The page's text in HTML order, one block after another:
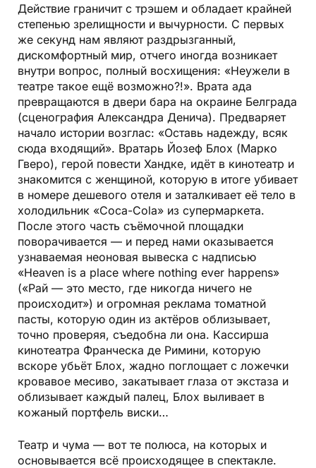
Действие граничит с трэшем и обладает крайней
степенью зрелищности и вычурности. С первых
же секунд нам являют раздрызганный,
дискомфортный мир, отчего иногда возникает
внутри вопрос, полный восхищения: «Неужели в
театре такое ещё возможно?!». Врата ада
превращаются в двери бара на окраине Белграда
(сценография Александра Денича). Предваряет
начало истории возглас: «Оставь надежду, всяк
сюда входящий». Вратарь Йозеф Блох (Марко
Гверо), герой повести Хандке, идёт в кинотеатр и
знакомится с женщиной, которую в итоге убивает
в номере дешевого отеля и заталкивает её тело в
холодильник «Coca-Cola» из супермаркета.
После этого часть съёмочной площадки
поворачивается — и перед нами оказывается
узнаваемая неоновая вывеска с надписью
«Heaven is a place where nothing ever happens»
(«Рай — это место, где никогда ничего не
происходит») и огромная реклама томатной
пасты, которую один из актёров облизывает,
точно проверяя, съедобна ли она. Кассирша
кинотеатра Франческа де Римини, которую
вскоре убьёт Блох, жадно поглощает с ложечки
кровавое месиво, закатывает глаза от экстаза и
облизывает каждый палец, Блох выливает в
кожаный портфель виски…
Театр и чума — вот те полюса, на которых и
основывается всё происходящее в спектакле.